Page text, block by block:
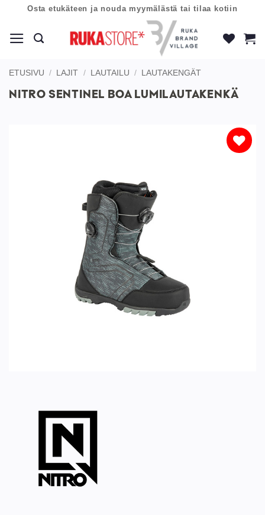
content
Osta etukäteen ja nouda myymälästä tai tilaa kotiin
ETUSIVU / LAJIT / LAUTAILU / LAUTAKENGÄT
NITRO SENTINEL BOA LUMILAUTAKENKÄ